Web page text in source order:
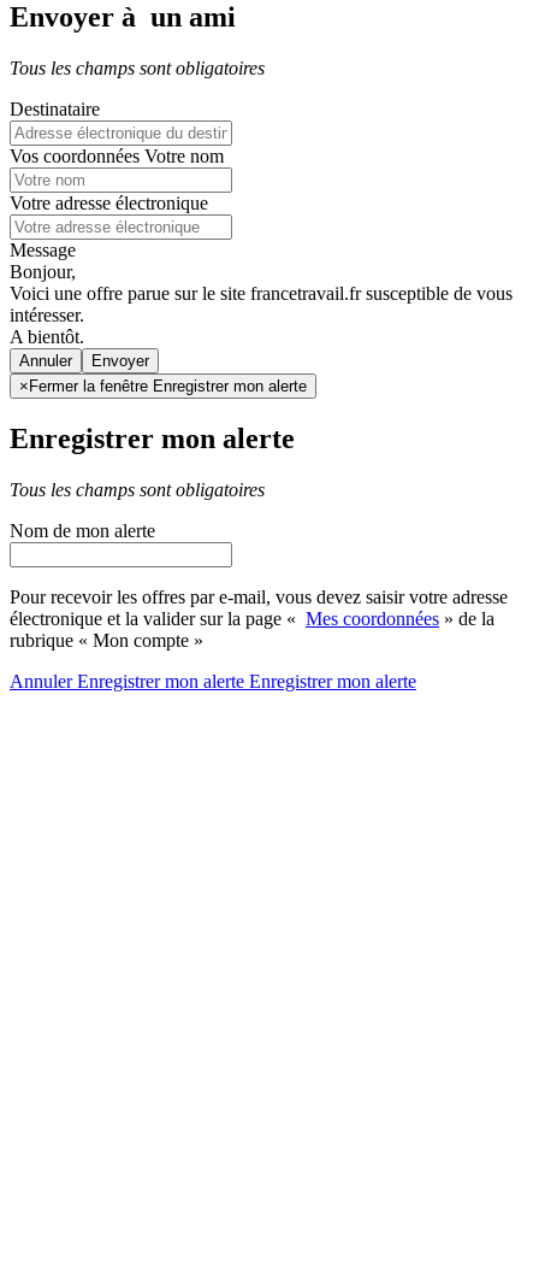
Envoyer à un ami
Tous les champs sont obligatoires
Destinataire
Vos coordonnées Votre nom
Votre adresse électronique
Message
Bonjour,
Voici une offre parue sur le site francetravail.fr susceptible de vous
intéresser.
A bientôt.
Annuler
× Fermer la fenêtre Enregistrer mon alerte
Enregistrer mon alerte
Tous les champs sont obligatoires
Nom de mon alerte
Pour recevoir les offres par e-mail, vous devez saisir votre adresse
électronique et la valider sur la page « Mes coordonnées » de la
rubrique « Mon compte »
AnnulerEnregistrer mon alerte Enregistrermon alerte